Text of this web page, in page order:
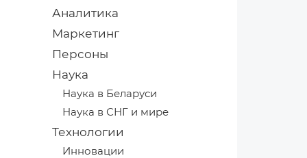
Аналитика
Маркетинг
Персоны
Наука
Наука в Беларуси
Наука в СНГ и мире
Технологии
Инновации